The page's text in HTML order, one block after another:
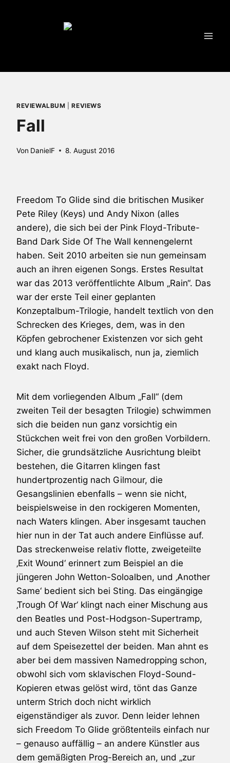
REVIEWALBUM |REVIEWS
Fall
Von DanielF 8. August 2016
Freedom To Glide sind die britischen Musiker
Pete Riley (Keys) und Andy Nixon (alles
andere), die sich bei der Pink Floyd-Tribute-
Band Dark Side Of The Wall kennengelernt
haben. Seit 2010 arbeiten sie nun gemeinsam
auch an ihren eigenen Songs. Erstes Resultat
war das 2013 veröffentlichte Album „Rain“. Das
war der erste Teil einer geplanten
Konzeptalbum-Trilogie, handelt textlich von den
Schrecken des Krieges, dem, was in den
Köpfen gebrochener Existenzen vor sich geht
und klang auch musikalisch, nun ja, ziemlich
exakt nach Floyd.
Mit dem vorliegenden Album „Fall“ (dem
zweiten Teil der besagten Trilogie) schwimmen
sich die beiden nun ganz vorsichtig ein
Stückchen weit frei von den großen Vorbildern.
Sicher, die grundsätzliche Ausrichtung bleibt
bestehen, die Gitarren klingen fast
hundertprozentig nach Gilmour, die
Gesangslinien ebenfalls – wenn sie nicht,
beispielsweise in den rockigeren Momenten,
nach Waters klingen. Aber insgesamt tauchen
hier nun in der Tat auch andere Einflüsse auf.
Das streckenweise relativ flotte, zweigeteilte
‚Exit Wound‘ erinnert zum Beispiel an die
jüngeren John Wetton-Soloalben, und ‚Another
Same‘ bedient sich bei Sting. Das eingängige
‚Trough Of War‘ klingt nach einer Mischung aus
den Beatles und Post-Hodgson-Supertramp,
und auch Steven Wilson steht mit Sicherheit
auf dem Speisezettel der beiden. Man ahnt es
aber bei dem massiven Namedropping schon,
obwohl sich vom sklavischen Floyd-Sound-
Kopieren etwas gelöst wird, tönt das Ganze
unterm Strich doch nicht wirklich
eigenständiger als zuvor. Denn leider lehnen
sich Freedom To Glide größtenteils einfach nur
– genauso auffällig – an andere Künstler aus
dem gemäßigten Prog-Bereich an, und „zur